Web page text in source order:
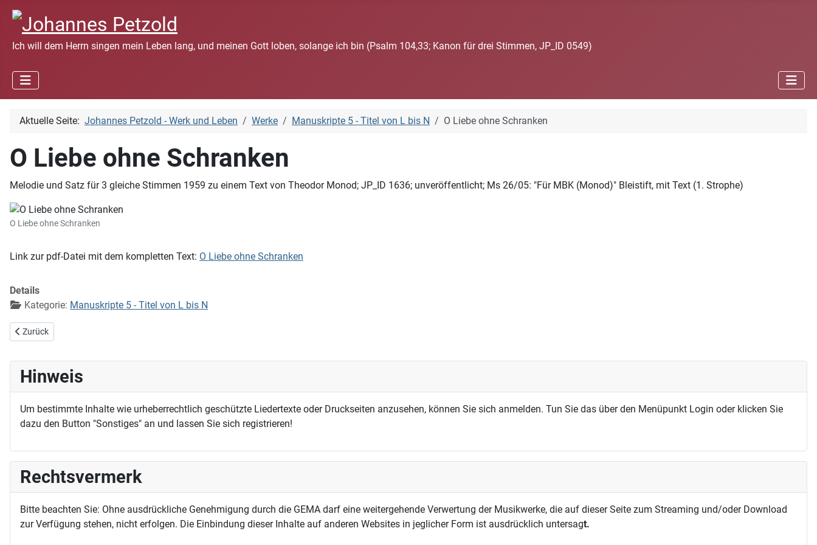
Ich will dem Herrn singen mein Leben lang, und meinen Gott loben, solange ich bin (Psalm 104,33; Kanon für drei Stimmen, JP_ID 0549)
Aktuelle Seite: Johannes Petzold - Werk und Leben Werke Manuskripte 5 - Titel von L bis N O Liebe ohne Schranken
O Liebe ohne Schranken
Melodie und Satz für 3 gleiche Stimmen 1959 zu einem Text von Theodor Monod; JP_ID 1636; unveröffentlicht; Ms 26/05: "Für MBK (Monod)" Bleistift, mit Text (1. Strophe)
O Liebe ohne Schranken
Link zur pdf-Datei mit dem kompletten Text: O Liebe ohne Schranken
Details
Kategorie: Manuskripte 5 - Titel von L bis N
Vorheriger Beitrag: Nur treu! Nur treu! Der Herr wird bei uns stehen
Zurück
Hinweis
Um bestimmte Inhalte wie urheberrechtlich geschützte Liedertexte oder Druckseiten anzusehen, können Sie sich anmelden. Tun Sie das über den Menüpunkt Login oder klicken Sie
dazu den Button "Sonstiges" an und lassen Sie sich registrieren!
Rechtsvermerk
Bitte beachten Sie: Ohne ausdrückliche Genehmigung durch die GEMA darf eine weitergehende Verwertung der Musikwerke, die auf dieser Seite zum Streaming und/oder Download
zur Verfügung stehen, nicht erfolgen. Die Einbindung dieser Inhalte auf anderen Websites in jeglicher Form ist ausdrücklich untersagt.